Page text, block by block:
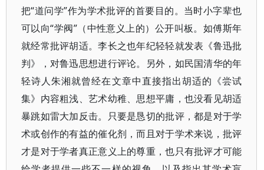
把“道问学”作为学术批评的首要目的。当时小字辈也
可以向“学阀”（中性意义上的）公开叫板。如傅斯年
就经常批评胡适。李长之也年纪轻轻就发表《鲁迅批
判》，对鲁迅思想进行评论。另外，如民国清华的年
轻诗人朱湘就曾经在文章中直接指出胡适的《尝试
集》内容粗浅、艺术幼稚、思想平庸，也没看见胡适
暴跳如雷大加反击。只要是恳切的批评，都是对于学
术或创作的有益的催化剂，而且对于学术来说，批评
才是对于学者真正意义上的尊重，也只有批评才可能